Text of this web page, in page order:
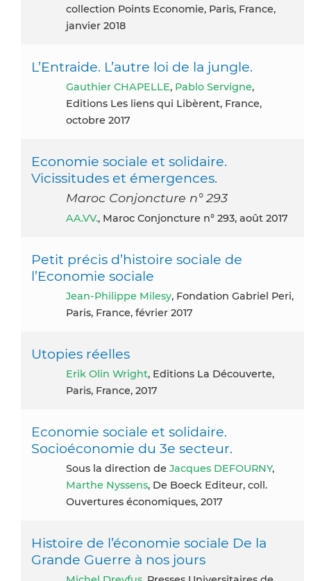
collection Points Economie, Paris, France,
janvier 2018
L’Entraide. L’autre loi de la jungle.
Gauthier CHAPELLE, Pablo Servigne,
Editions Les liens qui Libèrent, France,
octobre 2017
Economie sociale et solidaire.
Vicissitudes et émergences.
Maroc Conjoncture n° 293
AA.VV., Maroc Conjoncture n° 293, août 2017
Petit précis d’histoire sociale de
l’Economie sociale
Jean-Philippe Milesy, Fondation Gabriel Peri,
Paris, France, février 2017
Utopies réelles
Erik Olin Wright, Editions La Découverte,
Paris, France, 2017
Economie sociale et solidaire.
Socioéconomie du 3e secteur.
Sous la direction de Jacques DEFOURNY,
Marthe Nyssens, De Boeck Editeur, coll.
Ouvertures économiques, 2017
Histoire de l’économie sociale De la
Grande Guerre à nos jours